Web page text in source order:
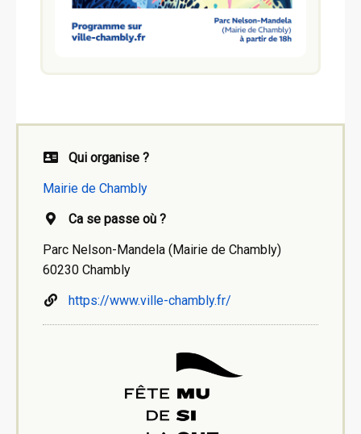
Qui organise ?
Mairie de Chambly
Ca se passe où ?
Parc Nelson-Mandela (Mairie de Chambly)
60230 Chambly
https://www.ville-chambly.fr/